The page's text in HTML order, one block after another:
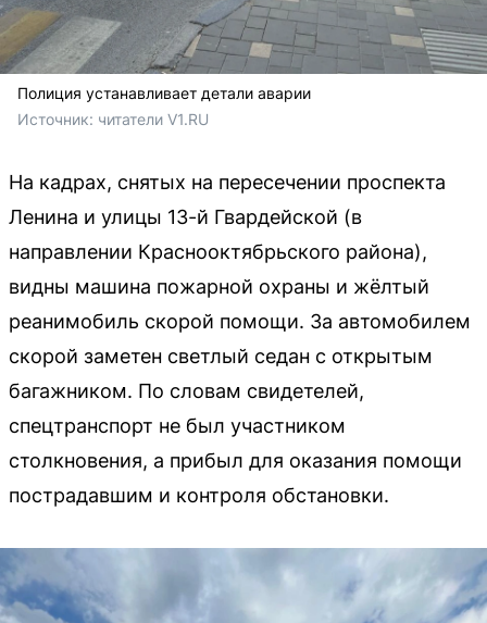
Полиция устанавливает детали аварии
Источник: читатели V1.RU
На кадрах, снятых на пересечении проспекта
Ленина и улицы 13-й Гвардейской (в
направлении Краснооктябрьского района),
видны машина пожарной охраны и жёлтый
реанимобиль скорой помощи. За автомобилем
скорой заметен светлый седан с открытым
багажником. По словам свидетелей,
спецтранспорт не был участником
столкновения, а прибыл для оказания помощи
пострадавшим и контроля обстановки.